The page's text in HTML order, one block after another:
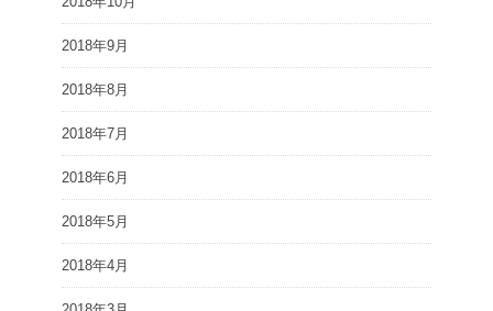
2018年9月
2018年8月
2018年7月
2018年6月
2018年5月
2018年4月